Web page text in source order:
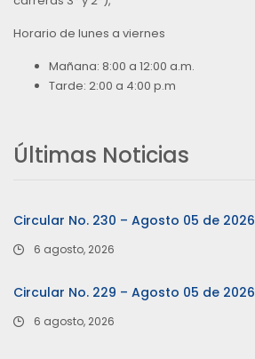
Horario de lunes a viernes
Mañana: 8:00 a 12:00 a.m.
Tarde: 2:00 a 4:00 p.m
Últimas Noticias
Circular No. 230 – Agosto 05 de 2026
6 agosto, 2026
Circular No. 229 – Agosto 05 de 2026
6 agosto, 2026